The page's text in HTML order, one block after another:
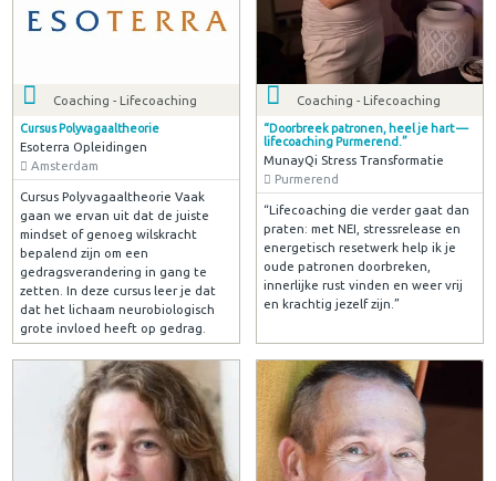
Coaching - Lifecoaching
Cursus Polyvagaaltheorie
Esoterra Opleidingen
Amsterdam
Cursus Polyvagaaltheorie Vaak
gaan we ervan uit dat de juiste
mindset of genoeg wilskracht
bepalend zijn om een
gedragsverandering in gang te
zetten. In deze cursus leer je dat
dat het lichaam neurobiologisch
grote invloed heeft op gedrag.
Coaching - Lifecoaching
“Doorbreek patronen, heel je hart —
lifecoaching Purmerend.”
MunayQi Stress Transformatie
Purmerend
“Lifecoaching die verder gaat dan
praten: met NEI, stressrelease en
energetisch resetwerk help ik je
oude patronen doorbreken,
innerlijke rust vinden en weer vrij
en krachtig jezelf zijn.”